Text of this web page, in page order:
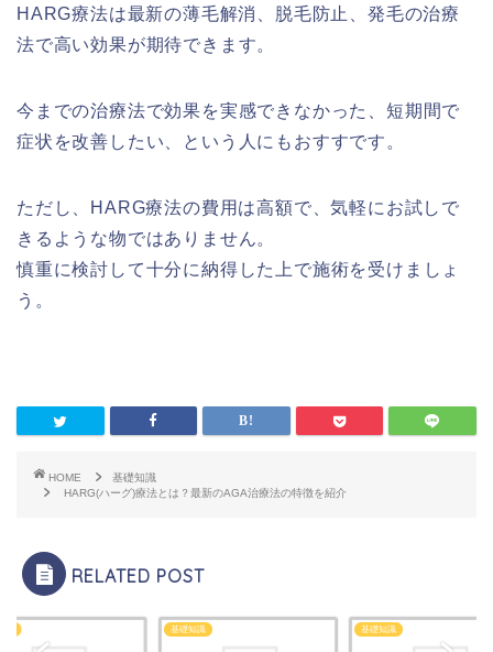
HARG療法は最新の薄毛解消、脱毛防止、発毛の治療
法で高い効果が期待できます。
今までの治療法で効果を実感できなかった、短期間で
症状を改善したい、という人にもおすすです。
ただし、HARG療法の費用は高額で、気軽にお試しで
きるような物ではありません。
慎重に検討して十分に納得した上で施術を受けましょ
う。
HOME
基礎知識
HARG(ハーグ)療法とは？最新のAGA治療法の特徴を紹介
RELATED POST
基礎知識 基礎知識